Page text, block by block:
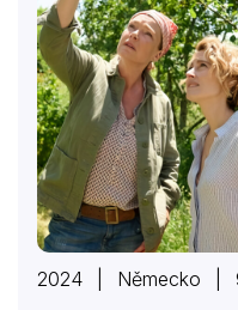
2024 | Německo |